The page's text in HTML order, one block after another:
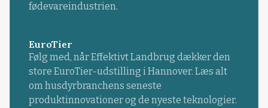
fødevareindustrien.
EuroTier
Følg med, når Effektivt Landbrug dækker den
store EuroTier-udstilling i Hannover. Læs alt
om husdyrbranchens seneste
produktinnovationer og de nyeste teknologier.